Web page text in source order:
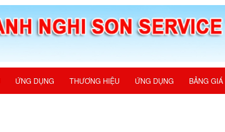
ỨNG DỤNG THƯƠNG HIỆU ỨNG DỤNG BẢNG GIÁ